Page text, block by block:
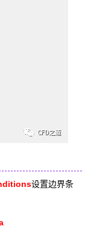
设置边界条